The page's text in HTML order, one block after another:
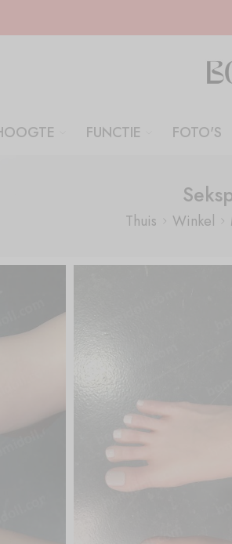
FUNCTIE FOTO'S
Thuis Winkel